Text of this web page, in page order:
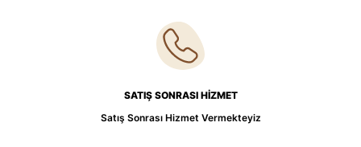
SATIŞ SONRASI HİZMET
Satış Sonrası Hizmet Vermekteyiz